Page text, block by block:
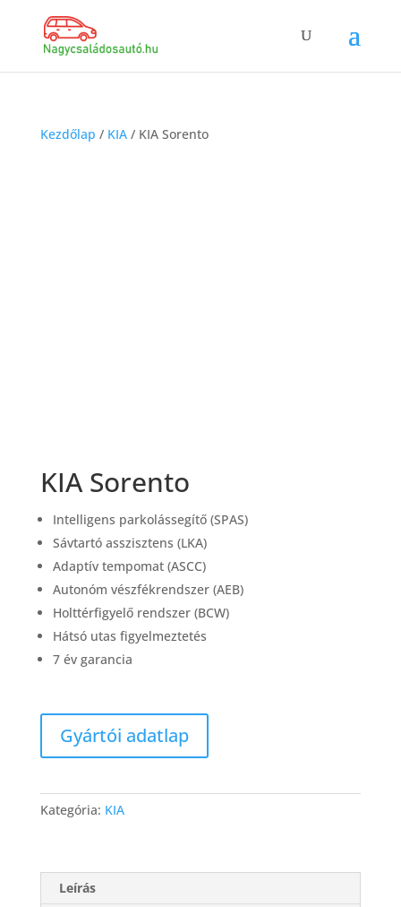
Kezdőlap / KIA/ KIA Sorento
KIA Sorento
Intelligens parkolássegítő (SPAS)
Sávtartó asszisztens (LKA)
Adaptív tempomat (ASCC)
Autonóm vészfékrendszer (AEB)
Holttérfigyelő rendszer (BCW)
Hátsó utas figyelmeztetés
7 év garancia
Gyártói adatlap
Kategória: KIA
Leírás